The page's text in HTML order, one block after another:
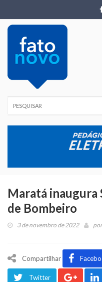
Maratá
de Bombeiro
3 de novembro de 2022
Compartilhar
Twitter